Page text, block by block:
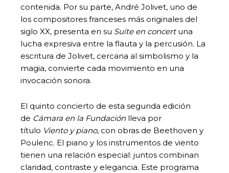
contenida. Por su parte, André Jolivet, uno de
los compositores franceses más originales del
siglo XX, presenta en su Suite en concertuna
lucha expresiva entre la flauta y la percusión. La
escritura de Jolivet, cercana al simbolismo y la
magia, convierte cada movimiento en una
invocación sonora.
El quinto concierto de esta segunda edición
de Cámara en la Fundación lleva por
título Viento y piano, con obras de Beethoven y
Poulenc. El piano y los instrumentos de viento
tienen una relación especial: juntos combinan
claridad, contraste y elegancia. Este programa